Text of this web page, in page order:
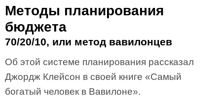
Методы планирования
бюджета
70/20/10, или метод вавилонцев
Об этой системе планирования рассказал
Джордж Клейсон в своей книге «Самый
богатый человек в Вавилоне».